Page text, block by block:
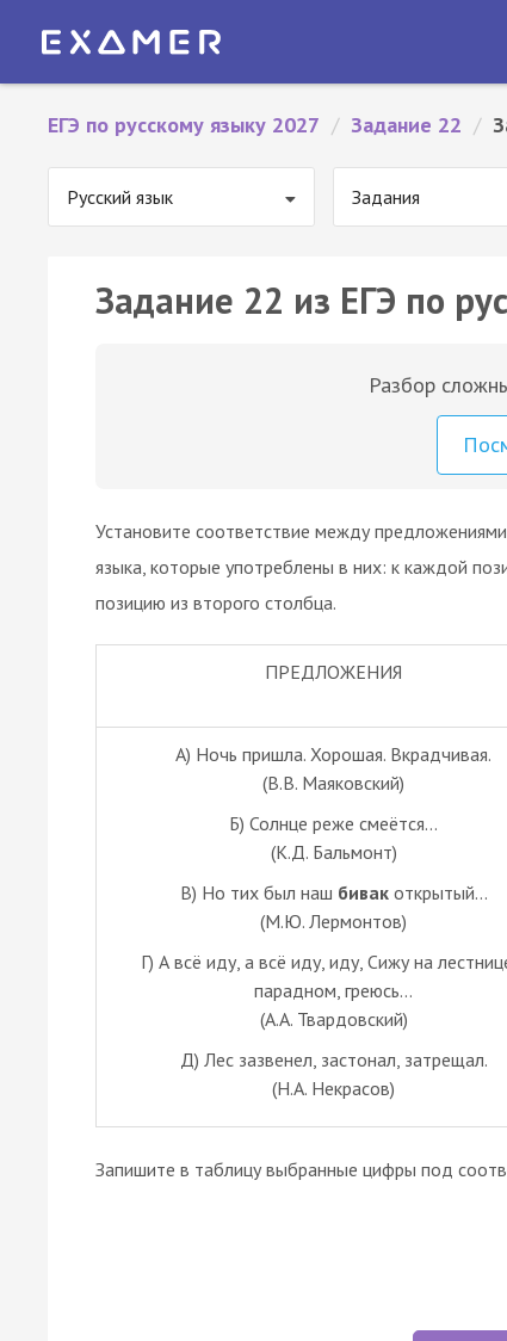
ЕГЭ по русскому языку 2027 / Задание 22 /
Русский язык Задания
Задание 22 из ЕГЭ по
Разбор
Установите соответствие между
языка, которые употреблены в них: к каждой
позицию из второго столбца.
ПРЕДЛОЖЕНИЯ
А) Ночь пришла. Хорошая. Вкрадчивая.
(В.В. Маяковский)
Б) Солнце реже смеётся...
(К.Д. Бальмонт)
В) Но тих был наш бивакоткрытый...
(М.Ю. Лермонтов)
Г) А всё иду, а всё иду, иду, Сижу на
парадном, греюсь...
(А.А. Твардовский)
Д) Лес зазвенел, застонал, затрещал.
(Н.А. Некрасов)
Запишите в таблицу выбранные цифры под